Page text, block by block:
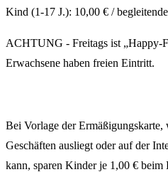
Kind (1-17 J.): 10,00 € /
ACHTUNG - Freitags ist „Happy-
Erwachsene haben freien Eintritt.
Bei Vorlage der
Geschäften ausliegt oder auf der
kann, sparen Kinder je 1,00 € beim